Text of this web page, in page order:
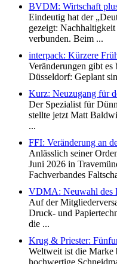
BVDM: Wirtschaft
Eindeutig hat der
gezeigt:
verbunden. Beim ...
interpack: Kürzere
Veränderungen gibt es
Düsseldorf: Geplant
Kurz: Neuzugang für
Der Spezialist für
stellte jetzt Matt
...
FFI: Veränderung an
Anlässlich seiner
Juni 2026 in
Fachverbandes
VDMA: Neuwahl des
Auf der
Druck- und
die ...
Krug & Priester:
Weltweit ist die Marke
hochwertige